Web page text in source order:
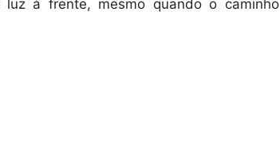
à frente, mesmo quando o caminho